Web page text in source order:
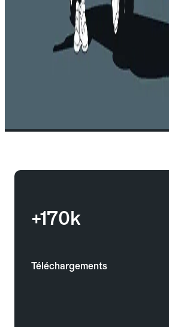
+170k
Téléchargements